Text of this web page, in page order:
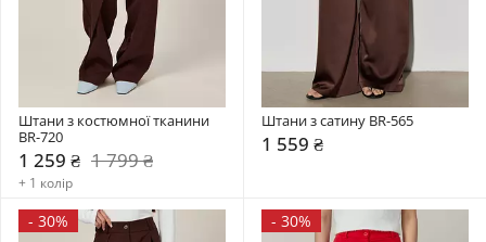
Штани з костюмної тканини
BR-720
1 259 ₴ 1 799 ₴
+ 1 колір
Штани з сатину BR-565
1 559 ₴
- 30% - 30%